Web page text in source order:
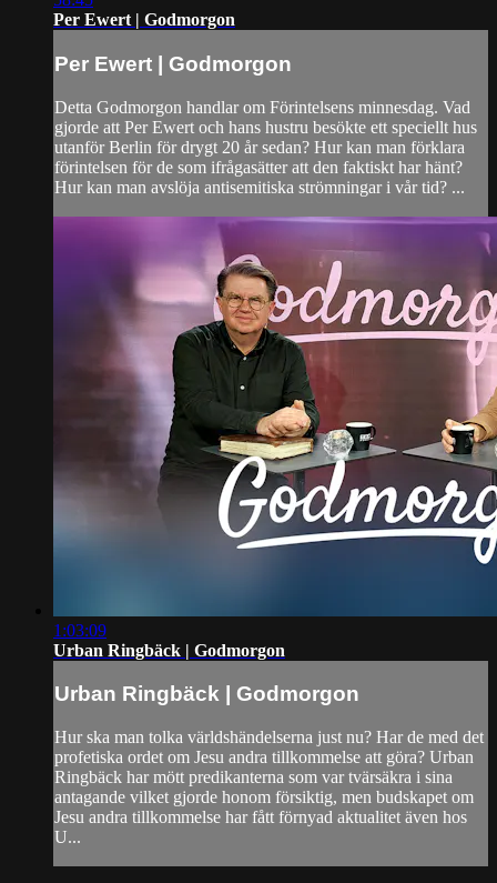
Per Ewert | Godmorgon
Per Ewert | Godmorgon
Detta Godmorgon handlar om Förintelsens minnesdag. Vad
gjorde att Per Ewert och hans hustru besökte ett speciellt hus
utanför Berlin för drygt 20 år sedan? Hur kan man förklara
förintelsen för de som ifrågasätter att den faktiskt har hänt?
Hur kan man avslöja antisemitiska strömningar i vår tid? ...
1:03:09
Urban Ringbäck | Godmorgon
Urban Ringbäck | Godmorgon
Hur ska man tolka världshändelserna just nu? Har de med det
profetiska ordet om Jesu andra tillkommelse att göra? Urban
Ringbäck har mött predikanterna som var tvärsäkra i sina
antagande vilket gjorde honom försiktig, men budskapet om
Jesu andra tillkommelse har fått förnyad aktualitet även hos
U...